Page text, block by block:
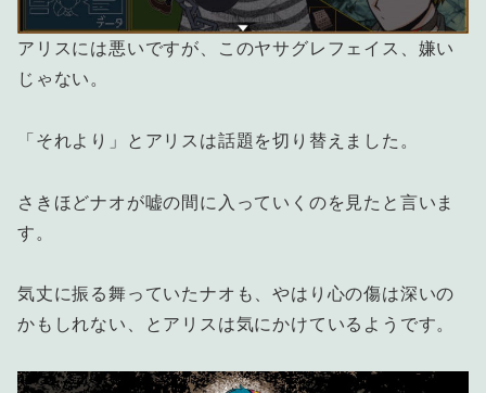
アリスには悪いですが、このヤサグレフェイス、嫌い
じゃない。
「それより」とアリスは話題を切り替えました。
さきほどナオが嘘の間に入っていくのを見たと言いま
す。
気丈に振る舞っていたナオも、やはり心の傷は深いの
かもしれない、とアリスは気にかけているようです。